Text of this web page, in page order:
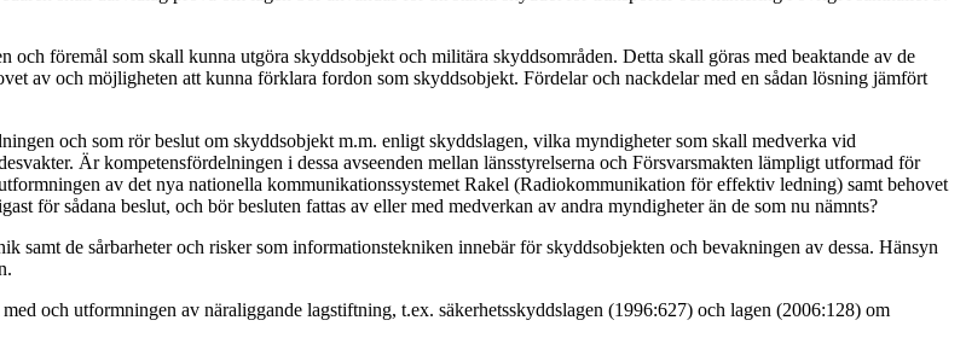
föremål som skall kunna utgöra skyddsobjekt och militära skyddsområden. Detta skall göras med beaktande av de
av och möjligheten att kunna förklara fordon som skyddsobjekt. Fördelar och nackdelar med en sådan lösning jämfört
och som rör beslut om skyddsobjekt m.m. enligt skyddslagen, vilka myndigheter som skall medverka vid
Är kompetensfördelningen i dessa avseenden mellan länsstyrelserna och Försvarsmakten lämpligt utformad för
av det nya nationella kommunikationssystemet Rakel (Radiokommunikation för effektiv ledning) samt behovet
för sådana beslut, och bör besluten fattas av eller med medverkan av andra myndigheter än de som nu nämnts?
samt de sårbarheter och risker som informationstekniken innebär för skyddsobjekten och bevakningen av dessa. Hänsyn
och utformningen av näraliggande lagstiftning, t.ex. säkerhetsskyddslagen (1996:627) och lagen (2006:128) om